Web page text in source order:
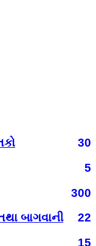
30
5
300
બાગવાની
22
15